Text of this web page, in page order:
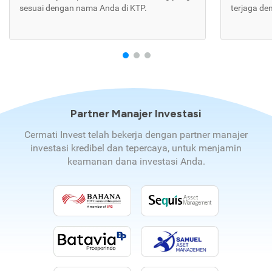
sesuai dengan nama Anda di KTP.
terjaga
Partner Manajer Investasi
Cermati Invest telah bekerja dengan partner manajer
investasi kredibel dan tepercaya, untuk menjamin
keamanan dana investasi Anda.